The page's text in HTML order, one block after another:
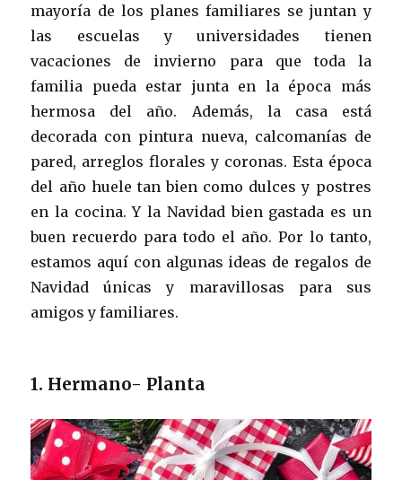
mayoría de los planes familiares se juntan y
las escuelas y universidades tienen
vacaciones de invierno para que toda la
familia pueda estar junta en la época más
hermosa del año. Además, la casa está
decorada con pintura nueva, calcomanías de
pared, arreglos florales y coronas. Esta época
del año huele tan bien como dulces y postres
en la cocina. Y la Navidad bien gastada es un
buen recuerdo para todo el año. Por lo tanto,
estamos aquí con algunas ideas de regalos de
Navidad únicas y maravillosas para sus
amigos y familiares.
1. Hermano- Planta